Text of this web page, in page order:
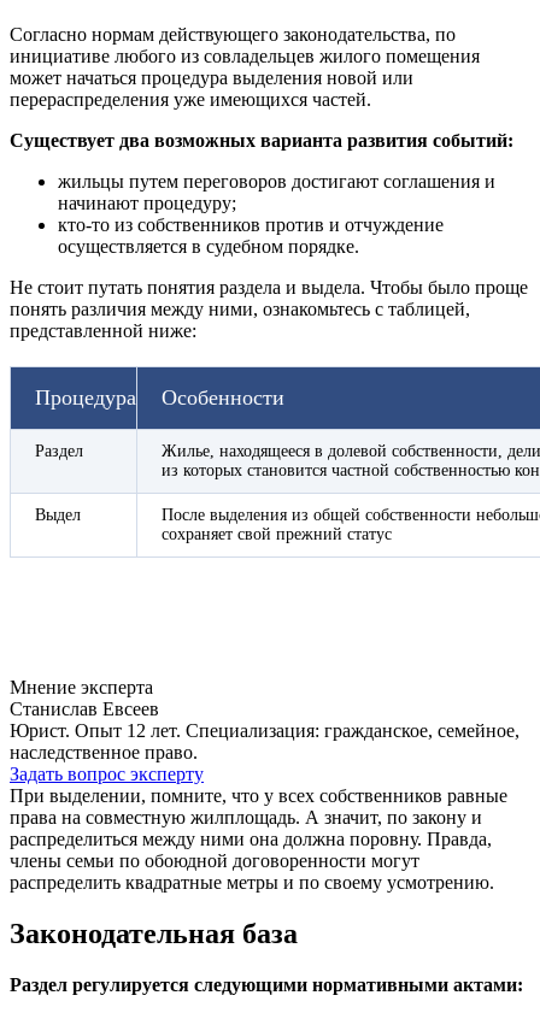
Согласно нормам действующего законодательства, по
инициативе любого из совладельцев жилого помещения
может начаться процедура выделения новой или
перераспределения уже имеющихся частей.
Существует два возможных варианта развития событий:
жильцы путем переговоров достигают соглашения и
начинают процедуру;
кто-то из собственников против и отчуждение
осуществляется в судебном порядке.
Не стоит путать понятия раздела и выдела. Чтобы было проще
понять различия между ними, ознакомьтесь с таблицей,
представленной ниже:
Процедура Особенности
Раздел
Жилье, находящееся в долевой собственности,
из которых становится частной собственностью
Выдел
После выделения из общей собственности
сохраняет свой прежний статус
Мнение эксперта
Станислав Евсеев
Юрист. Опыт 12 лет. Специализация: гражданское, семейное,
наследственное право.
Задать вопрос эксперту
При выделении, помните, что у всех собственников равные
права на совместную жилплощадь. А значит, по закону и
распределиться между ними она должна поровну. Правда,
члены семьи по обоюдной договоренности могут
распределить квадратные метры и по своему усмотрению.
Законодательная база
Раздел регулируется следующими нормативными актами: